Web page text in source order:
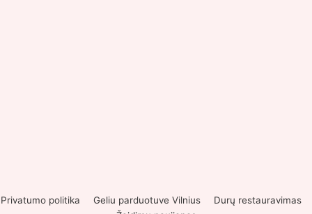
Privatumo politika Geliu parduotuve Vilnius
Durų restauravimas